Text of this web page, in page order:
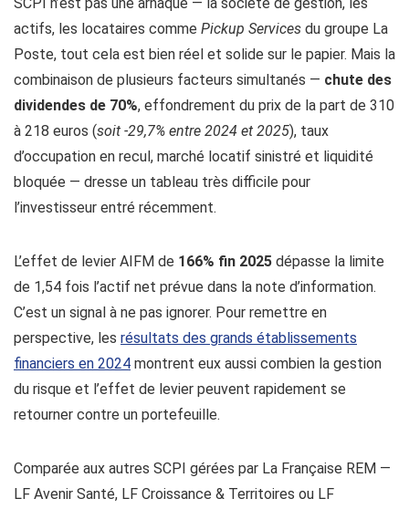
actifs, les locataires comme Pickup Services du groupe La
Poste, tout cela est bien réel et solide sur le papier. Mais la
combinaison de plusieurs facteurs simultanés — chute des
dividendes de 70%, effondrement du prix de la part de 310
à 218 euros (soit -29,7% entre 2024 et 2025), taux
d’occupation en recul, marché locatif sinistré et liquidité
bloquée — dresse un tableau très difficile pour
l’investisseur entré récemment.
L’effet de levier AIFM de 166% fin 2025 dépasse la limite
de 1,54 fois l’actif net prévue dans la note d’information.
C’est un signal à ne pas ignorer. Pour remettre en
perspective, les résultats des grands établissements
financiers en 2024 montrent eux aussi combien la gestion
du risque et l’effet de levier peuvent rapidement se
retourner contre un portefeuille.
Comparée aux autres SCPI gérées par La Française REM —
LF Avenir Santé, LF Croissance & Territoires ou LF